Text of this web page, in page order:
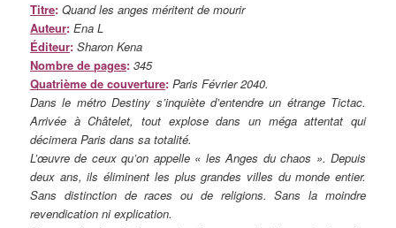
Titre: Quand les anges méritent de mourir
Auteur:Ena L
Éditeur: Sharon Kena
Nombre de pages:345
Quatrième de couverture:Paris Février 2040.
Dans le métro Destiny s’inquiète d’entendre un étrange Tictac.
Arrivée à Châtelet, tout explose dans un méga attentat qui
décimera Paris dans sa totalité.
L’œuvre de ceux qu’on appelle « les Anges du chaos ». Depuis
deux ans, ils éliminent les plus grandes villes du monde entier.
Sans distinction de races ou de religions. Sans la moindre
revendication ni explication.